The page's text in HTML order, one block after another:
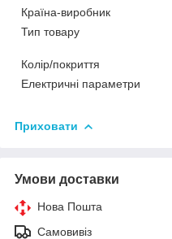
Країна-виробник
Тип товару
Колір/покриття
Електричні параметри
Приховати
Умови доставки
Нова Пошта
Самовивіз